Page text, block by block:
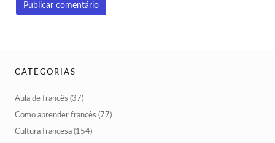
CATEGORIAS
Aula de francês (37)
Como aprender francês (77)
Cultura francesa (154)